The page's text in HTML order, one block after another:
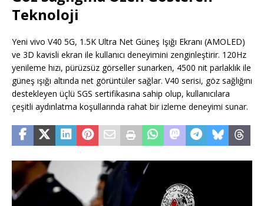
Teknoloji
Yeni vivo V40 5G, 1.5K Ultra Net Güneş Işığı Ekranı (AMOLED)
ve 3D kavisli ekran ile kullanıcı deneyimini zenginleştirir. 120Hz
yenileme hızı, pürüzsüz görseller sunarken, 4500 nit parlaklık ile
güneş ışığı altında net görüntüler sağlar. V40 serisi, göz sağlığını
destekleyen üçlü SGS sertifikasına sahip olup, kullanıcılara
çeşitli aydınlatma koşullarında rahat bir izleme deneyimi sunar.